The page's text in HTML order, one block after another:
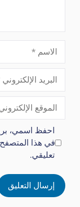
الاسم
البريد
الإلكتروني
الموقع
الإلكتروني
احفظ اسمي،
في هذا المتصفح
تعليقي.